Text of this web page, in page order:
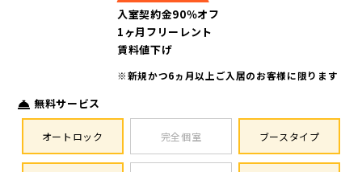
入室契約金90％オフ
1ヶ月フリーレント
賃料値下げ
※新規かつ6ヵ月以上ご入居のお客様に限ります
無料サービス
オートロック 完全個室 ブースタイプ